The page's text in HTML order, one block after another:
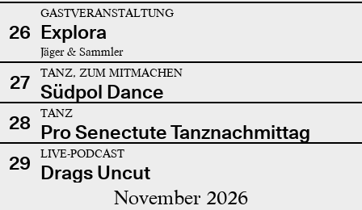
26
GASTVERANSTALTUNG
Explora
Jäger & Sammler
27 TANZ, ZUM MITMACHEN
Südpol Dance
28
TANZ
Pro Senectute Tanznachmittag
29
LIVE-PODCAST
Drags Uncut
November 2026